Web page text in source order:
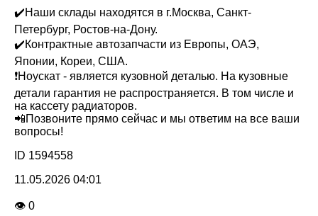
✔️Наши склады находятся в г.Москва, Санкт-
Петербург, Ростов-на-Дону.
✔️Контрактные автозапчасти из Европы, ОАЭ,
Японии, Кореи, США.
❗️Ноускат - является кузовной деталью. На кузовные
детали гарантия не распространяется. В том числе и
на кассету радиаторов.
📲Позвоните прямо сейчас и мы ответим на все ваши
вопросы!
ID 1594558
11.05.2026 04:01
👁 0